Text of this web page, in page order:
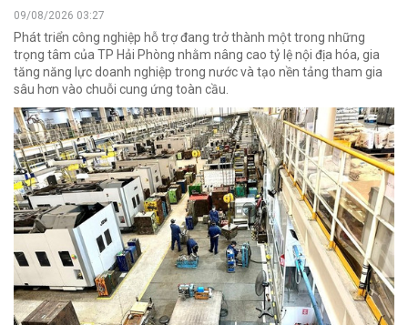
09/08/2026 03:27
Phát triển công nghiệp hỗ trợ đang trở thành một trong những
trọng tâm của TP Hải Phòng nhằm nâng cao tỷ lệ nội địa hóa, gia
tăng năng lực doanh nghiệp trong nước và tạo nền tảng tham gia
sâu hơn vào chuỗi cung ứng toàn cầu.